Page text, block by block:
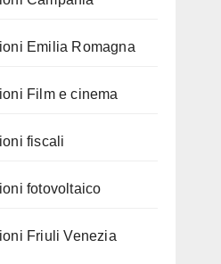
Emilia Romagna
Film e cinema
fiscali
fotovoltaico
Friuli Venezia